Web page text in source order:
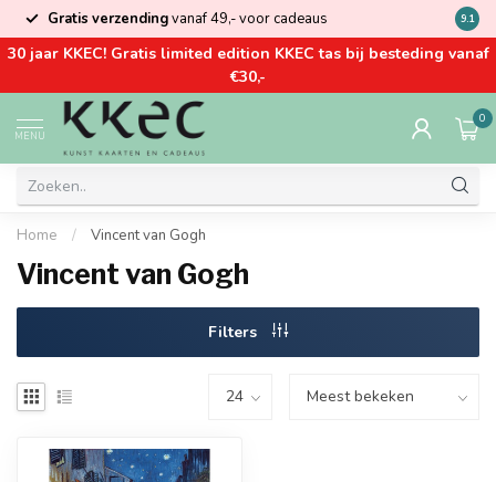
Gratis verzendingvanaf 49,- voor cadeaus Kom
9.1
30 jaar KKEC! Gratis limited edition KKEC tas bij besteding vanaf
€30,-
MENU
0
Home / Vincent van Gogh
Vincent van Gogh
Filters